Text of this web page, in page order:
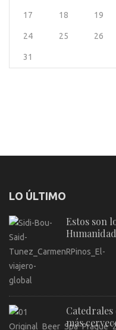
17 18 19
24 25 26
31
LO ÚLTIMO
Estos son
más